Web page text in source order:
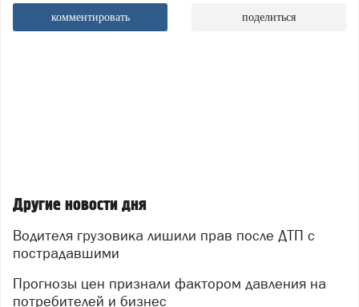
комментировать поделиться
Другие новости дня
Водителя грузовика лишили прав после ДТП с
пострадавшими
Прогнозы цен признали фактором давления на
потребителей и бизнес